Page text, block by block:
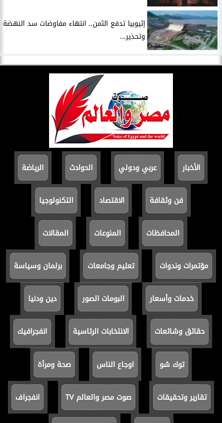
إثيوبيا تدفع الثمن.. انتهاء مفاوضات سد النهضة
وتحذير...
الأخبار عربي ودولي الحوادث الرياضة
فن وثقافة الاقتصاد التكنولوجيا
المحافظات المنوعات المقالات
مؤتمرات وندوات تعليم وجامعات برلمان وسياسة
خدمات وأسعار البومات الصور دين ودنيا
حقائق وشائعات الانتخابات الرئاسية انفجرافيك
توك شو اوجاع الناس صحة ومرأة
تقارير وتحقيقات صوت مصر والعالم TV انفجراف